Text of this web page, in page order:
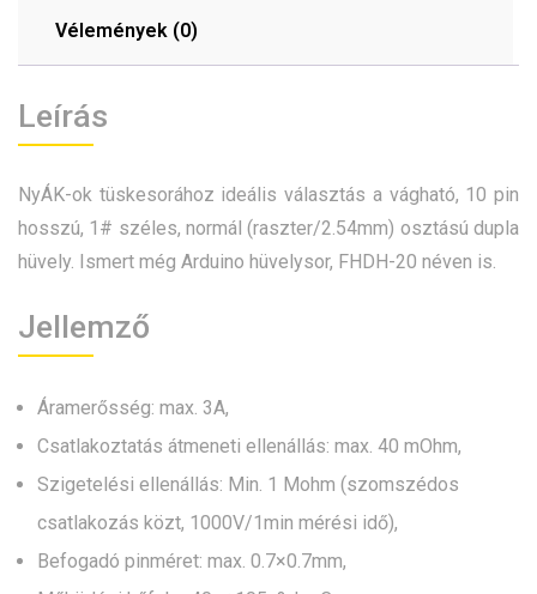
Vélemények (0)
Leírás
NyÁK-ok tüskesorához ideális választás a vágható, 10 pin
hosszú, 1# széles, normál (raszter/2.54mm) osztású dupla
hüvely. Ismert még Arduino hüvelysor, FHDH-20 néven is.
Jellemző
Áramerősség: max. 3A,
Csatlakoztatás átmeneti ellenállás: max. 40 mOhm,
Szigetelési ellenállás: Min. 1 Mohm (szomszédos
csatlakozás közt, 1000V/1min mérési idő),
Befogadó pinméret: max. 0.7×0.7mm,